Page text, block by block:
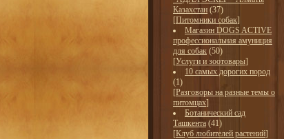
Казахстан (37)
[Питомники собак]
Магазин DOGS ACTIVE
профессиональная амуниция
для собак (50)
[Услуги и зоотовары]
10 самых дорогих пород
(1)
[Разговоры на разные темы о
питомцах]
Ботанический сад
Ташкента (41)
[Клуб любителей растений]